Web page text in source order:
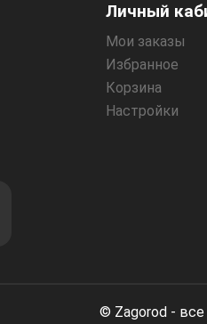
Личный
Мои заказы
Избранное
Корзина
Настройки
© Zagorod - все